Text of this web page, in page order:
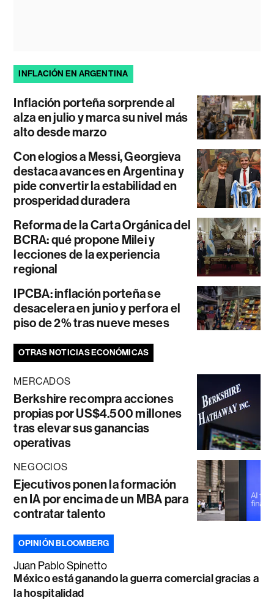
INFLACIÓN EN ARGENTINA
Inflación porteña sorprende al
alza en julio y marca su nivel más
alto desde marzo
Con elogios a Messi, Georgieva
destaca avances en Argentina y
pide convertir la estabilidad en
prosperidad duradera
Reforma de la Carta Orgánica del
BCRA: qué propone Milei y
lecciones de la experiencia
regional
IPCBA: inflación porteña se
desacelera en junio y perfora el
piso de 2% tras nueve meses
OTRAS NOTICIAS ECONÓMICAS
MERCADOS
Berkshire recompra acciones
propias por US$4.500 millones
tras elevar sus ganancias
operativas
NEGOCIOS
Ejecutivos ponen la formación
en IA por encima de un MBA para
contratar talento
OPINIÓN BLOOMBERG
Juan Pablo Spinetto
México está ganando la guerra comercial gracias a
la hospitalidad